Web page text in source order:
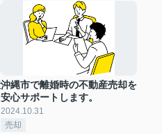
沖縄市で離婚時の不動産売却を
安心サポートします。
2024.10.31
売却